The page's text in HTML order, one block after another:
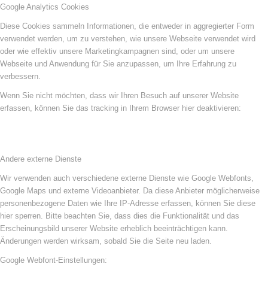
Google Analytics Cookies
Diese Cookies sammeln Informationen, die entweder in aggregierter Form
verwendet werden, um zu verstehen, wie unsere Webseite verwendet wird
oder wie effektiv unsere Marketingkampagnen sind, oder um unsere
Webseite und Anwendung für Sie anzupassen, um Ihre Erfahrung zu
verbessern.
Wenn Sie nicht möchten, dass wir Ihren Besuch auf unserer Website
erfassen, können Sie das tracking in Ihrem Browser hier deaktivieren:
Andere externe Dienste
Wir verwenden auch verschiedene externe Dienste wie Google Webfonts,
Google Maps und externe Videoanbieter. Da diese Anbieter möglicherweise
personenbezogene Daten wie Ihre IP-Adresse erfassen, können Sie diese
hier sperren. Bitte beachten Sie, dass dies die Funktionalität und das
Erscheinungsbild unserer Website erheblich beeinträchtigen kann.
Änderungen werden wirksam, sobald Sie die Seite neu laden.
Google Webfont-Einstellungen: